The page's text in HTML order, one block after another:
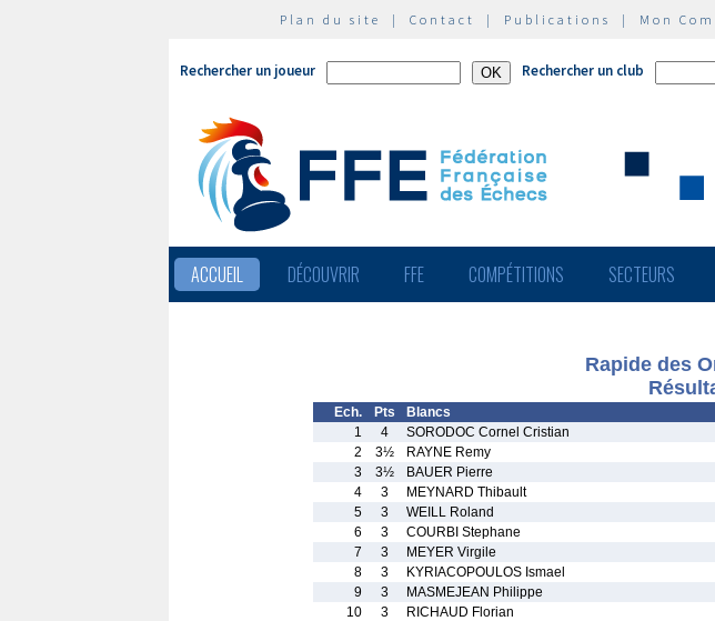
Plan du site | Contact | Publications | Mon
Rechercher un joueur Rechercher un club
ACCUEIL DÉCOUVRIR FFE COMPÉTITIONS SECTEURS
Rapide des
Ech. Pts Blancs
1
4 SORODOC Cornel Cristian
2
3½ RAYNE Remy
3
3½ BAUER Pierre
4
3 MEYNARD Thibault
5
3 WEILL Roland
6
3 COURBI Stephane
7
3 MEYER Virgile
8
3 KYRIACOPOULOS Ismael
9
3 MASMEJEAN Philippe
10
3 RICHAUD Florian